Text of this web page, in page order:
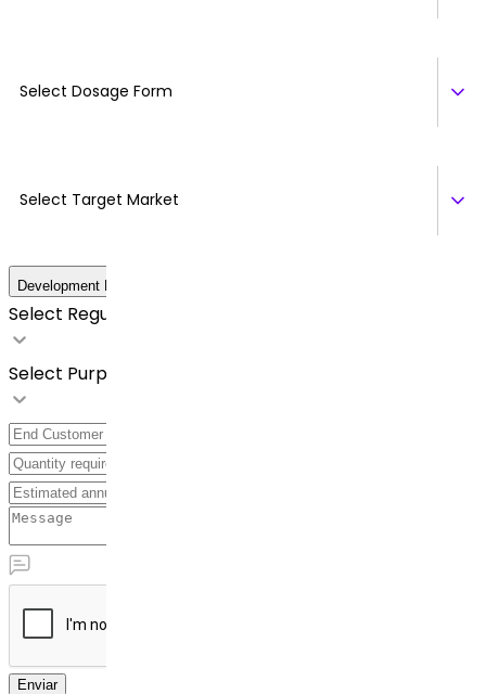
Select Dosage Form
Select Target Market
Development Details
Select Regulatory Requirements
Select Purpose
Enviar